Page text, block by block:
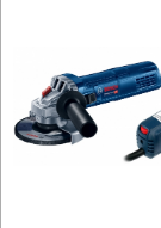
opalarki
pilarki
stołowe